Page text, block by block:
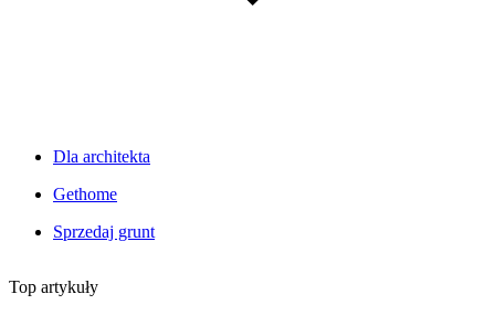
Dla architekta
Gethome
Sprzedaj grunt
Top artykuły